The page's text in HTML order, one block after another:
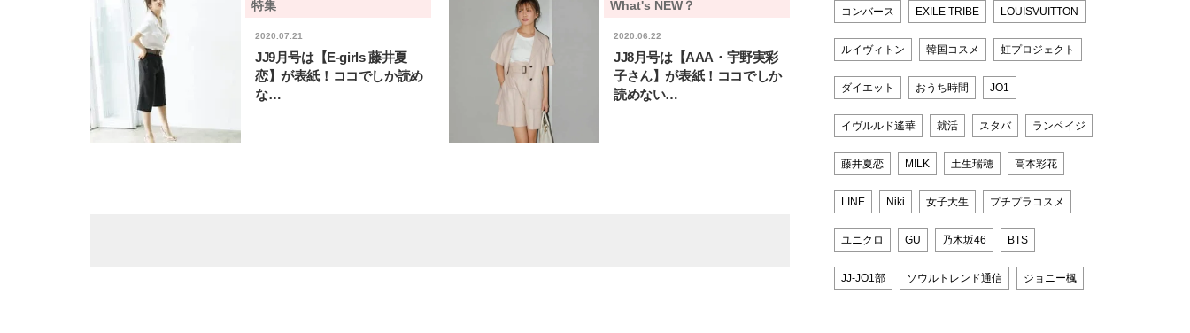
特集
2020.07.21
JJ9月号は【E-girls 藤井夏
恋】が表紙！ココでしか読め
な…
What's NEW？
2020.06.22
JJ8月号は【AAA・宇野実彩
子さん】が表紙！ココでしか
読めない…
コンバース EXILE TRIBE LOUISVUITTON
ルイヴィトン 韓国コスメ 虹プロジェクト
ダイエット おうち時間 JO1
イヴルルド遙華 就活 スタバ ランペイジ
藤井夏恋 M!LK 土生瑞穂 高本彩花
LINE Niki 女子大生 プチプラコスメ
ユニクロ GU 乃木坂46 BTS
JJ-JO1部 ソウルトレンド通信 ジョニー楓